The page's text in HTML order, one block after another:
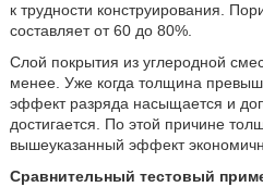
к трудности конструирования.
составляет от 60 до 80%.
Слой покрытия из углеродной
менее. Уже когда толщина
эффект разряда насыщается и
достигается. По этой причине
вышеуказанный эффект
Сравнительный тестовый